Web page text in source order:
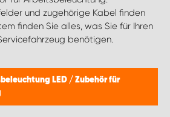
und zugehörige Kabel finden
finden Sie alles, was Sie für Ihren
benötigen.
LED / Zubehör für
BRÜGGE